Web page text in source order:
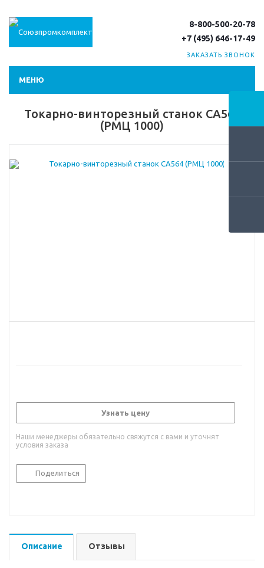
8-800-500-20-78
+7 (495) 646-17-49
ЗАКАЗАТЬ ЗВОНОК
МЕНЮ
Токарно-винторезный станок СА564
(РМЦ 1000)
Узнать цену
Наши менеджеры обязательно свяжутся с вами и уточнят
условия заказа
Поделиться
Описание Отзывы